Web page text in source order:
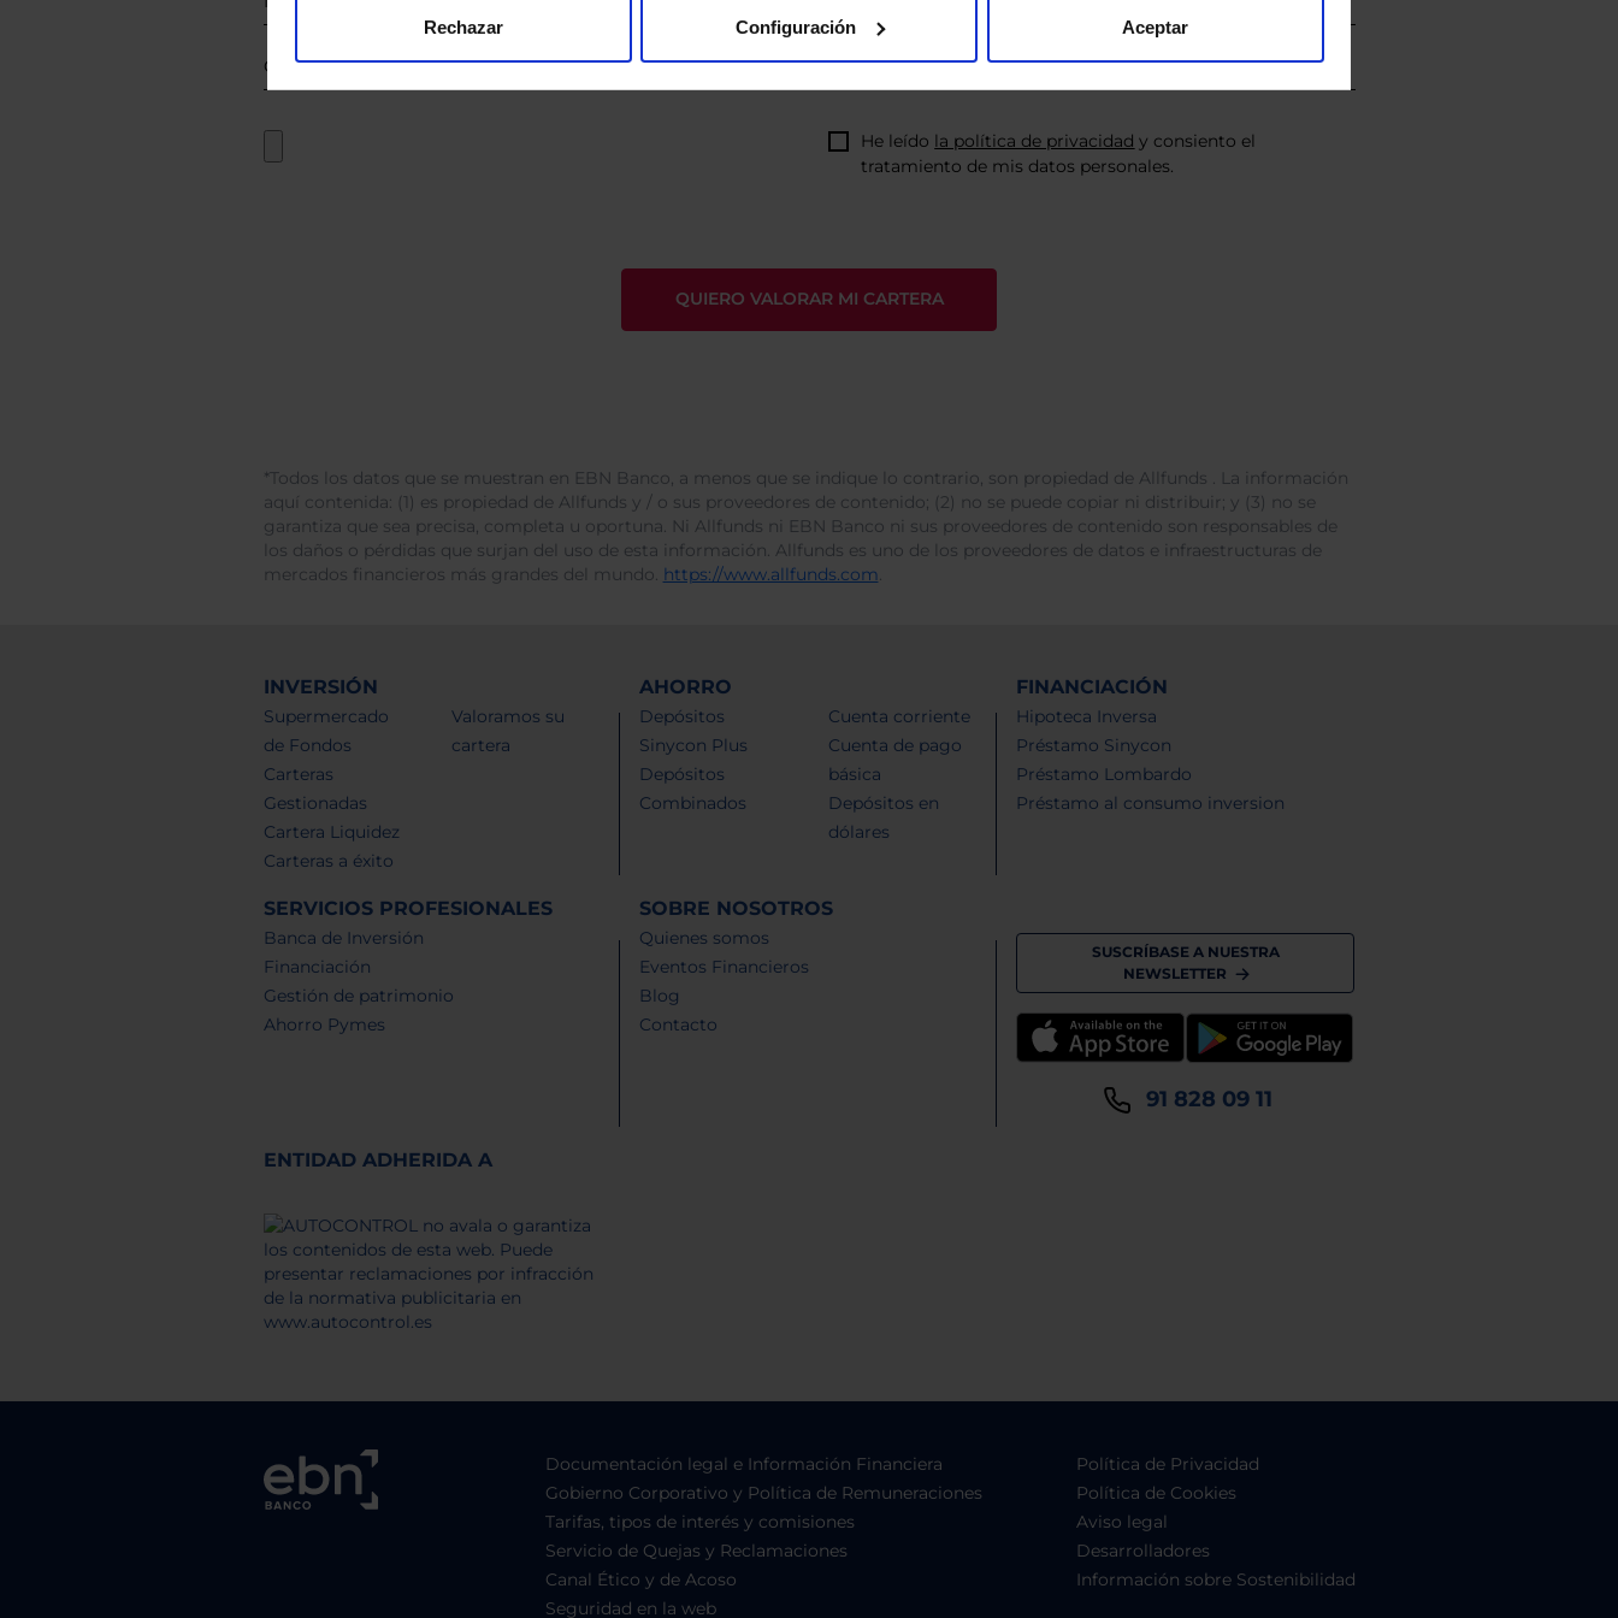
Rechazar Configuración Aceptar
He leído la política de privacidad y consiento el
tratamiento de mis datos personales.
*Todos los datos que se muestran en EBN Banco, a menos que se indique lo contrario, son propiedad de Allfunds . La información
aquí contenida: (1) es propiedad de Allfunds y / o sus proveedores de contenido; (2) no se puede copiar ni distribuir; y (3) no se
garantiza que sea precisa, completa u oportuna. Ni Allfunds ni EBN Banco ni sus proveedores de contenido son responsables de
los daños o pérdidas que surjan del uso de esta información. Allfunds es uno de los proveedores de datos e infraestructuras de
mercados financieros más grandes del mundo. https://www.allfunds.com.
INVERSIÓN
Supermercado
de Fondos
Carteras
Gestionadas
Cartera Liquidez
Carteras a éxito
Valoramos su
cartera
AHORRO
Depósitos
Sinycon Plus
Depósitos
Combinados
Cuenta corriente
Cuenta de pago
básica
Depósitos en
dólares
FINANCIACIÓN
Hipoteca Inversa
Préstamo Sinycon
Préstamo Lombardo
Préstamo al consumo inversion
SERVICIOS PROFESIONALES
Banca de Inversión
Financiación
Gestión de patrimonio
Ahorro Pymes
SOBRE NOSOTROS
Quienes somos
Eventos Financieros
Blog
Contacto
SUSCRÍBASE A NUESTRA
NEWSLETTER
91 828 09 11
ENTIDAD ADHERIDA A
Documentación legal e Información Financiera
Gobierno Corporativo y Política de Remuneraciones
Tarifas, tipos de interés y comisiones
Servicio de Quejas y Reclamaciones
Canal Ético y de Acoso
Seguridad en la web
Política de Privacidad
Política de Cookies
Aviso legal
Desarrolladores
Información sobre Sostenibilidad